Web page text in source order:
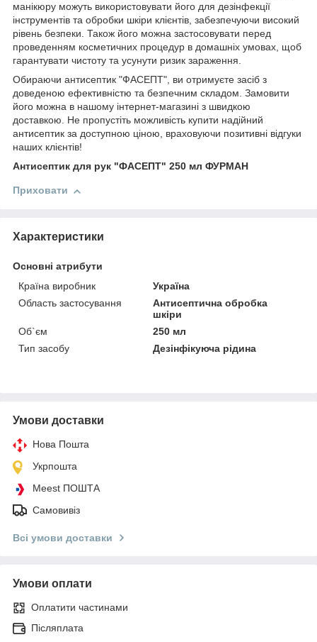
манікюру можуть використовувати його для дезінфекції
інструментів та обробки шкіри клієнтів, забезпечуючи високий
рівень безпеки. Також його можна застосовувати перед
проведенням косметичних процедур в домашніх умовах, щоб
гарантувати чистоту та усунути ризик зараження.
Обираючи антисептик "ФАСЕПТ", ви отримуєте засіб з
доведеною ефективністю та безпечним складом. Замовити
його можна в нашому інтернет-магазині з швидкою
доставкою. Не пропустіть можливість купити надійний
антисептик за доступною ціною, враховуючи позитивні відгуки
наших клієнтів!
Антисептик для рук "ФАСЕПТ" 250 мл ФУРМАН
Приховати
Характеристики
Основні атрибути
Країна виробник
Україна
Область застосування
Антисептична обробка
шкіри
Об`єм
250 мл
Тип засобу
Дезінфікуюча рідина
Умови доставки
Нова Пошта
Укрпошта
Meest ПОШТА
Самовивіз
Всі умови доставки
Умови оплати
Оплатити частинами
Післяплата